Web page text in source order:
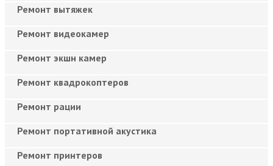
Ремонт вытяжек
Ремонт видеокамер
Ремонт экшн камер
Ремонт квадрокоптеров
Ремонт рации
Ремонт портативной акустика
Ремонт принтеров